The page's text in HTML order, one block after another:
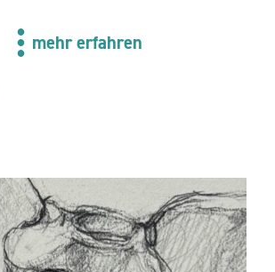
mehr erfahren